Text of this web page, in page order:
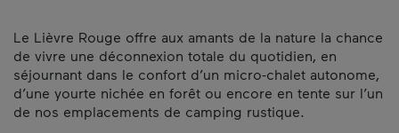
Le Lièvre Rouge offre aux amants de la nature la chance
de vivre une déconnexion totale du quotidien, en
séjournant dans le confort d’un micro-chalet autonome,
d’une yourte nichée en forêt ou encore en tente sur l’un
de nos emplacements de camping rustique.